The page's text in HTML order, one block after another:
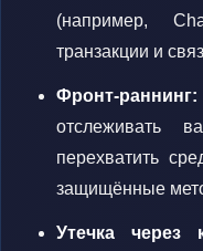
(например,
транзакции и
Фронт-раннинг:
отслеживать
перехватить
защищённые
Утечка через